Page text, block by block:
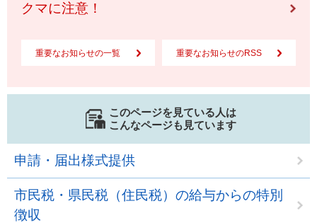
クマに注意！
重要なお知らせの一覧 重要なお知らせのRSS
このページを見ている人は
こんなページも見ています
申請・届出様式提供
市民税・県民税（住民税）の給与からの特別
徴収